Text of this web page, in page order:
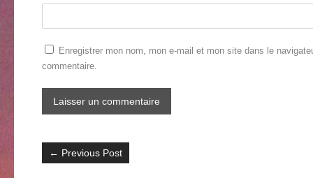
Enregistrer mon nom, mon e-mail et mon site dans le
commentaire.
← Previous Post